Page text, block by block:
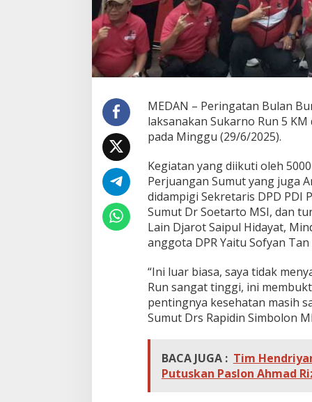
'
B
e
r
l
a
r
d
i
K
a
i
S
e
n
d
i
r
'
MEDAN – Peringatan Bulan
laksanakan Sukarno Run 5
pada Minggu (29/6/2025).
Kegiatan yang diikuti oleh
Perjuangan Sumut yang juga
didampigi Sekretaris DPD PDI
Sumut Dr Soetarto MSI, dan
Lain Djarot Saipul Hidayat,
anggota DPR Yaitu Sofyan
“Ini luar biasa, saya tidak
Run sangat tinggi, ini
pentingnya kesehatan masih
Sumut Drs Rapidin Simbolon
BACA JUGA : Tim
Putuskan Paslon Ahmad